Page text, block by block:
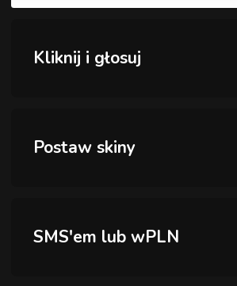
Kliknij i głosuj
Postaw skiny
SMS'em lub wPLN